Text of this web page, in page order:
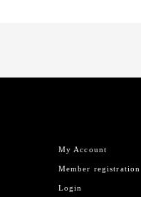
My Account
Member registration
Login